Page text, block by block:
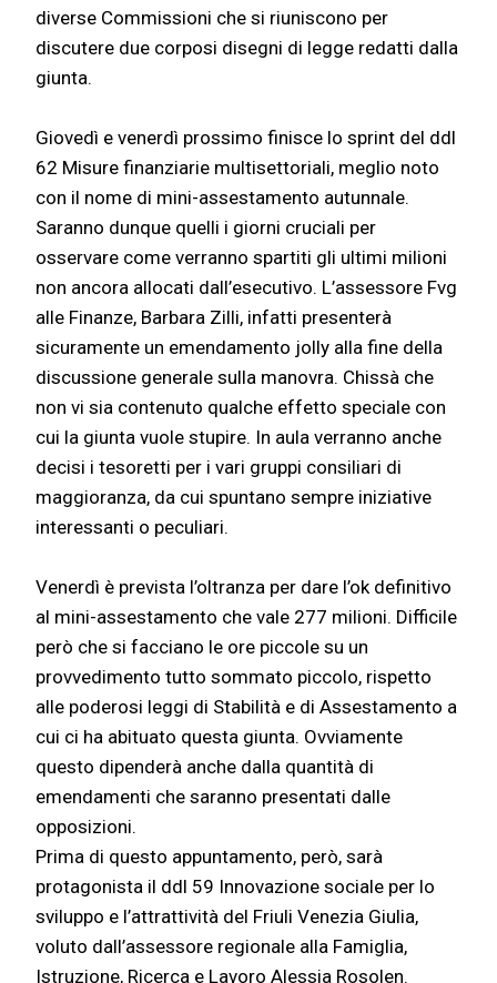
diverse Commissioni che si riuniscono per
discutere due corposi disegni di legge redatti dalla
giunta.
Giovedì e venerdì prossimo finisce lo sprint del ddl
62 Misure finanziarie multisettoriali, meglio noto
con il nome di mini-assestamento autunnale.
Saranno dunque quelli i giorni cruciali per
osservare come verranno spartiti gli ultimi milioni
non ancora allocati dall’esecutivo. L’assessore Fvg
alle Finanze, Barbara Zilli, infatti presenterà
sicuramente un emendamento jolly alla fine della
discussione generale sulla manovra. Chissà che
non vi sia contenuto qualche effetto speciale con
cui la giunta vuole stupire. In aula verranno anche
decisi i tesoretti per i vari gruppi consiliari di
maggioranza, da cui spuntano sempre iniziative
interessanti o peculiari.
Venerdì è prevista l’oltranza per dare l’ok definitivo
al mini-assestamento che vale 277 milioni. Difficile
però che si facciano le ore piccole su un
provvedimento tutto sommato piccolo, rispetto
alle poderosi leggi di Stabilità e di Assestamento a
cui ci ha abituato questa giunta. Ovviamente
questo dipenderà anche dalla quantità di
emendamenti che saranno presentati dalle
opposizioni.
Prima di questo appuntamento, però, sarà
protagonista il ddl 59 Innovazione sociale per lo
sviluppo e l’attrattività del Friuli Venezia Giulia,
voluto dall’assessore regionale alla Famiglia,
Istruzione, Ricerca e Lavoro Alessia Rosolen.